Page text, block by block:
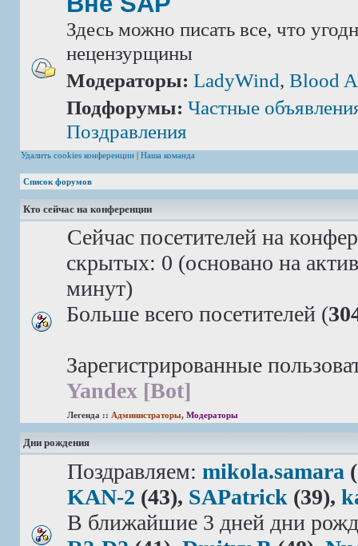
Здесь можно писать все, что
нецензурщины
Модераторы: LadyWind, Blood
Подфорумы: Частные
Поздравления
Удалить cookies конференции | Наша команда
Список форумов
Кто сейчас на конференции
Сейчас посетителей на
скрытых: 0 (основано на
минут)
Больше всего посетителей (
Зарегистрированные
Yandex [Bot]
Легенда :: Администраторы, Модераторы
Дни рождения
Поздравляем: mikola.samara
KAN-2 (43), SAPatrick (39),
В ближайшие 3 дней дни